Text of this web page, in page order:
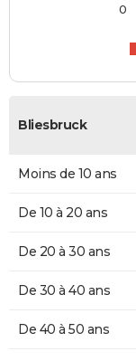
0
Bliesbruck
Moins de 10 ans
De 10 à 20 ans
De 20 à 30 ans
De 30 à 40 ans
De 40 à 50 ans